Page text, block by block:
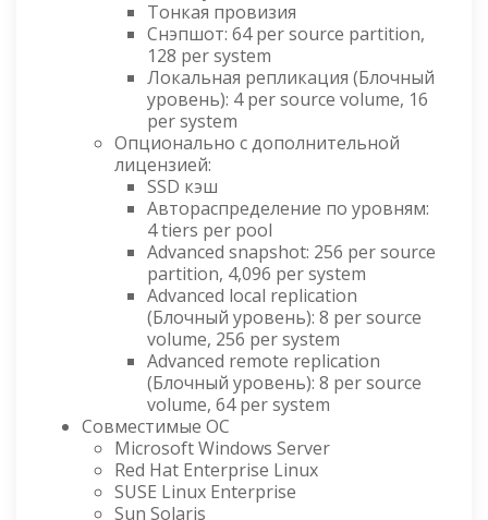
Тонкая провизия
Снэпшот: 64 per source partition,
128 per system
Локальная репликация (Блочный
уровень): 4 per source volume, 16
per system
Опционально с дополнительной
лицензией:
SSD кэш
Автораспределение по уровням:
4 tiers per pool
Advanced snapshot: 256 per source
partition, 4,096 per system
Advanced local replication
(Блочный уровень): 8 per source
volume, 256 per system
Advanced remote replication
(Блочный уровень): 8 per source
volume, 64 per system
Совместимые ОС
Microsoft Windows Server
Red Hat Enterprise Linux
SUSE Linux Enterprise
Sun Solaris